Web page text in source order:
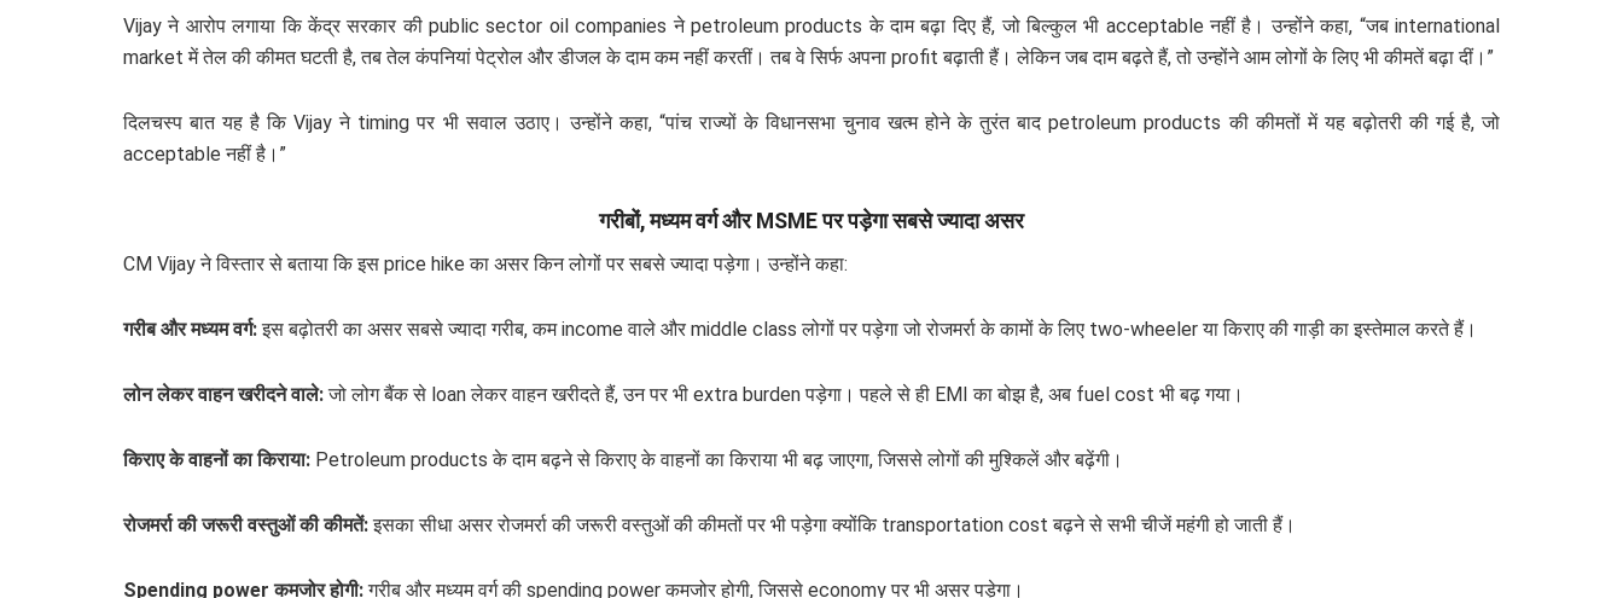
Vijay ने आरोप लगाया कि केंद्र सरकार की public sector oil companies ने petroleum products के दाम बढ़ा दिए हैं, जो बिल्कुल भी acceptable नहीं है। उन्होंने कहा, “जब international
market में तेल की कीमत घटती है, तब तेल कंपनियां पेट्रोल और डीजल के दाम कम नहीं करतीं। तब वे सिर्फ अपना profit बढ़ाती हैं। लेकिन जब दाम बढ़ते हैं, तो उन्होंने आम लोगों के लिए भी कीमतें बढ़ा दीं।”
दिलचस्प बात यह है कि Vijay ने timing पर भी सवाल उठाए। उन्होंने कहा, “पांच राज्यों के विधानसभा चुनाव खत्म होने के तुरंत बाद petroleum products की कीमतों में यह बढ़ोतरी की गई है, जो
acceptable नहीं है।”
गरीबों, मध्यम वर्ग और MSME पर पड़ेगा सबसे ज्यादा असर
CM Vijay ने विस्तार से बताया कि इस price hike का असर किन लोगों पर सबसे ज्यादा पड़ेगा। उन्होंने कहा:
गरीब और मध्यम वर्ग:इस बढ़ोतरी का असर सबसे ज्यादा गरीब, कम income वाले और middle class लोगों पर पड़ेगा जो रोजमर्रा के कामों के लिए two-wheeler या किराए की गाड़ी का इस्तेमाल करते हैं।
लोन लेकर वाहन खरीदने वाले:जो लोग बैंक से loan लेकर वाहन खरीदते हैं, उन पर भी extra burden पड़ेगा। पहले से ही EMI का बोझ है, अब fuel cost भी बढ़ गया।
किराए के वाहनों का किराया: Petroleum products के दाम बढ़ने से किराए के वाहनों का किराया भी बढ़ जाएगा, जिससे लोगों की मुश्किलें और बढ़ेंगी।
रोजमर्रा की जरूरी वस्तुओं की कीमतें:इसका सीधा असर रोजमर्रा की जरूरी वस्तुओं की कीमतों पर भी पड़ेगा क्योंकि transportation cost बढ़ने से सभी चीजें महंगी हो जाती हैं।
Spending power कमजोर होगी:गरीब और मध्यम वर्ग की spending power कमजोर होगी, जिससे economy पर भी असर पड़ेगा।